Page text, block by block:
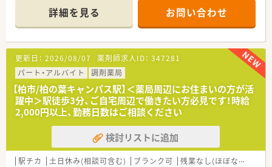
の薬局で、流山市や柏市からのアクセスが良い立地です
■平日18時、土曜17時までの店舗です。
≪こんな会社です≫
■東京23区、千葉県北西部の住宅密集地や駅前を中心に展開し
ているチェーン薬局です
■美と健康の提供を通して社会に貢献することを「社会使命」と
し、地域の皆様に対し健康で豊かな暮らしをサポートしていくこ
とを目指しています
■調剤専任・OTC専任を自己で選択することができ、自分の目指
す業務に専念できる仕組みを構築しています
■店舗で「健康相談会」などを開催することはもちろんですが、
「千葉ロッテマリーンズ」のZOZOマリンスタジアムにてイベン
ト開催や、鎌ケ谷市のアリーナやスタジアム等の運動施設のネー
ミングライツを取得し「福太郎」の冠名がつくなどのスポーツを
詳細を見る お問い合わせ
更新日： 2026/08/07 薬剤師求人ID： 347281
パート・アルバイト
調剤薬局
【柏市/柏の葉キャンパス駅】＜薬局周辺にお住まいの方が活
躍中＞駅徒歩3分、ご自宅周辺で働きたい方必見です！時給
2,000円以上、勤務日数はご相談ください
検討リストに追加
駅チカ 土日休み(相談可含む) ブランク可 残業なし(ほぼなし含む)